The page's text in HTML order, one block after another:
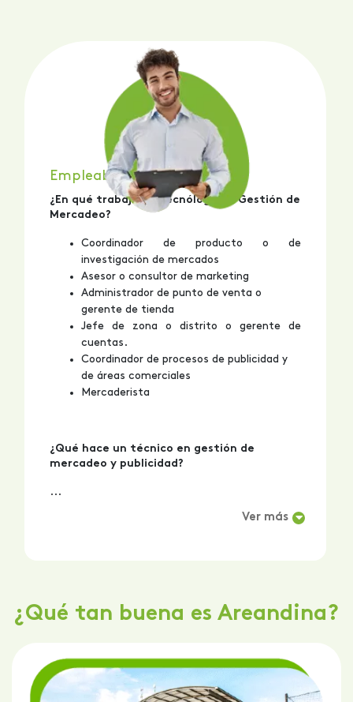
Empleabilidad
¿En qué trabaja un Tecnólogo en Gestión de
Mercadeo?
Coordinador de producto o de
investigación de mercados
Asesor o consultor de marketing
Administrador de punto de venta o
gerente de tienda
Jefe de zona o distrito o gerente de
cuentas.
Coordinador de procesos de publicidad y
de áreas comerciales
Mercaderista
¿Qué hace un técnico en gestión de
mercadeo y publicidad?
...
Ver más
¿Qué tan buena es Areandina?